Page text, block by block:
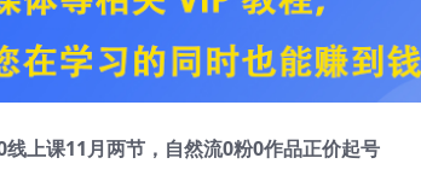
线上课11月两节，自然流0粉0作品正价起号